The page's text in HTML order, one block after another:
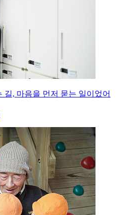
길, 마음을 먼저 묻는 일이었어